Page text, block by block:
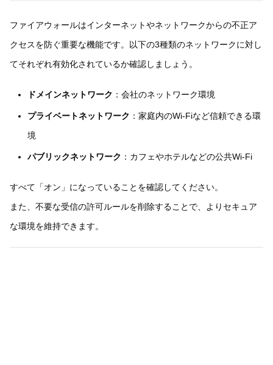
ファイアウォールはインターネットやネットワークからの不正ア
クセスを防ぐ重要な機能です。以下の3種類のネットワークに対し
てそれぞれ有効化されているか確認しましょう。
ドメインネットワーク ：会社のネットワーク環境
プライベートネットワーク ：家庭内のWi-Fiなど信頼できる環
境
パブリックネットワーク ：カフェやホテルなどの公共Wi-Fi
すべて「オン」になっていることを確認してください。
また、不要な受信の許可ルールを削除することで、よりセキュア
な環境を維持できます。